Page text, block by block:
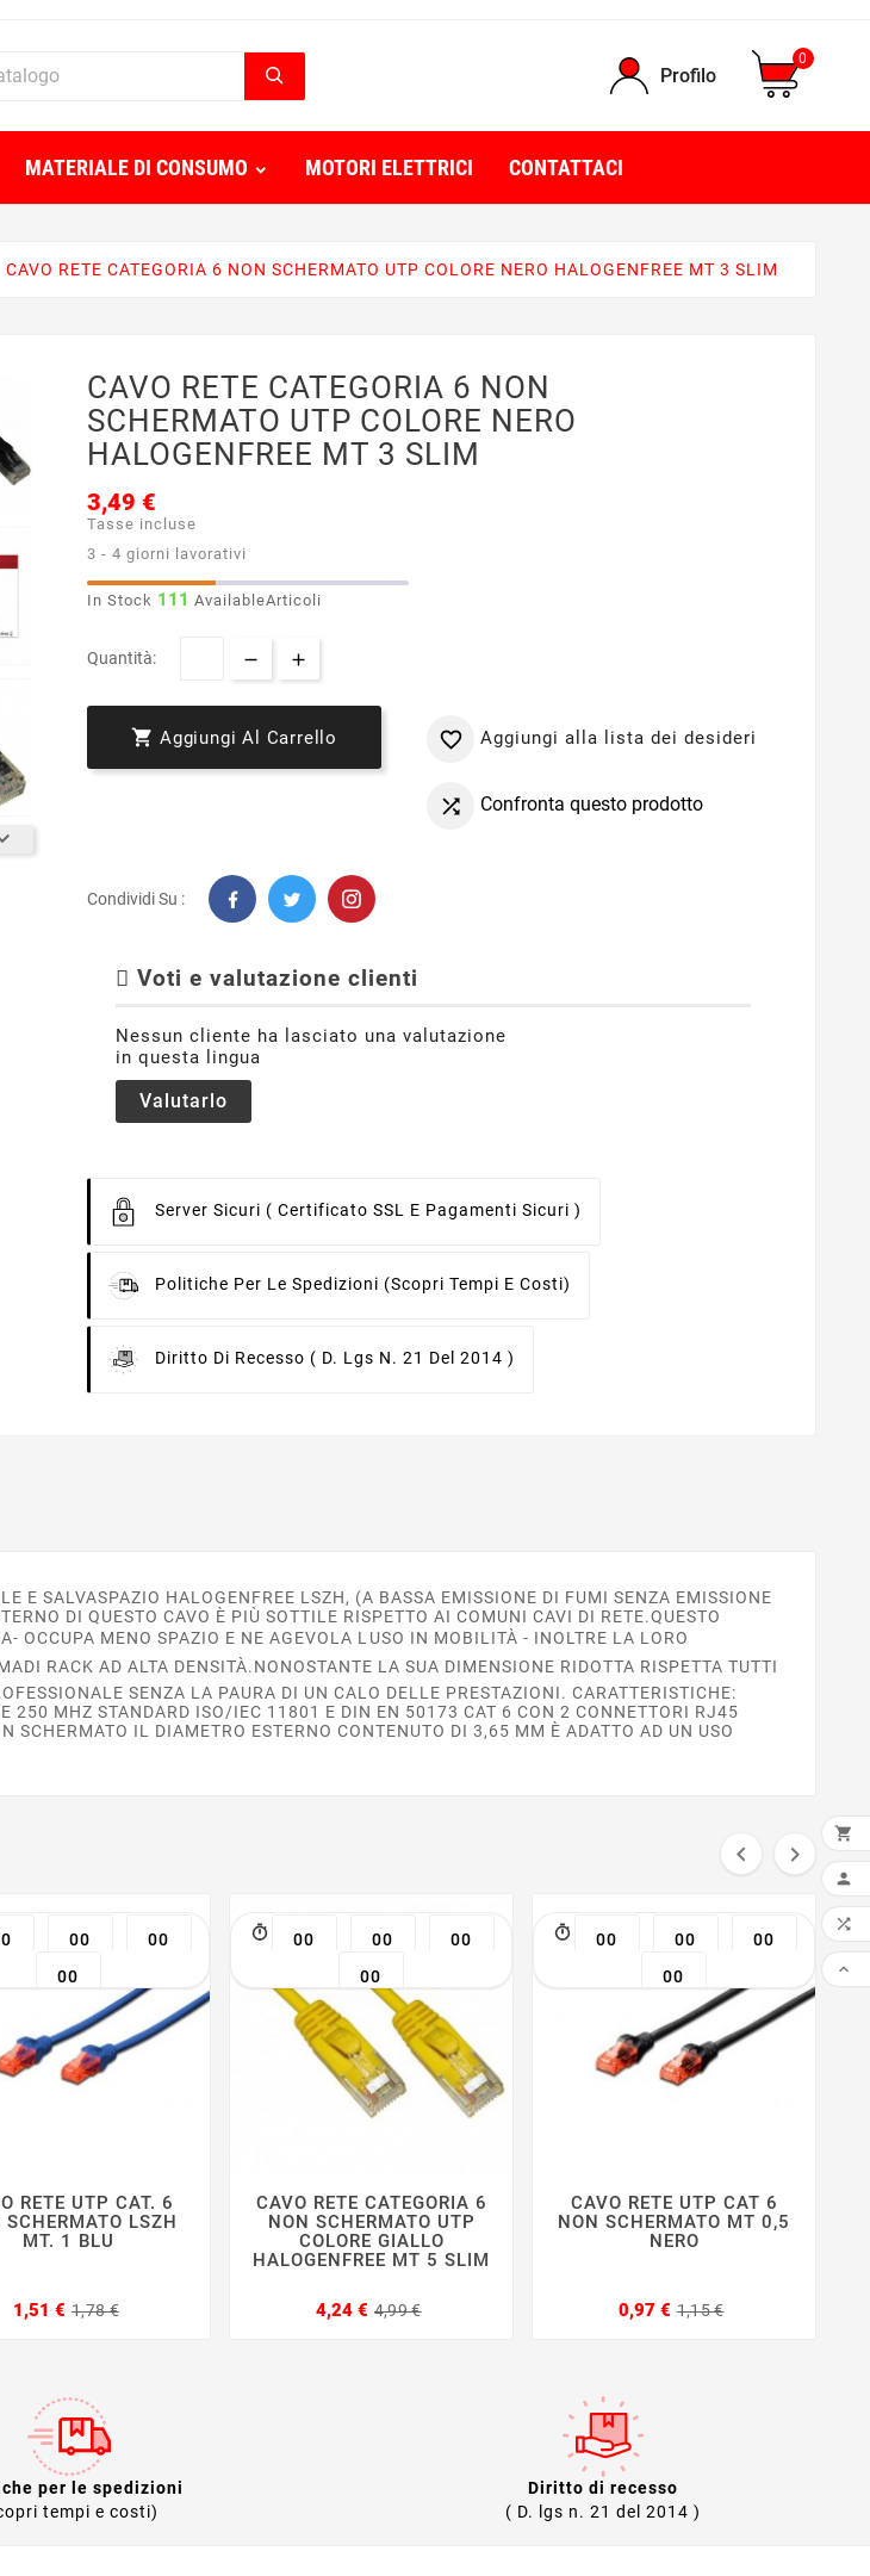
Profilo
0
MATERIALE DI CONSUMO MOTORI ELETTRICI CONTATTACI
CAVO RETE CATEGORIA 6 NON SCHERMATO UTP COLORE NERO HALOGENFREE MT 3 SLIM
CAVO RETE CATEGORIA 6 NON
SCHERMATO UTP COLORE NERO
HALOGENFREE MT 3 SLIM
3,49 €
Tasse incluse
3 - 4 giorni lavorativi
In Stock 111 AvailableArticoli
Quantità:
 Aggiungi Al Carrello  Aggiungi alla lista dei desideri
 Confronta questo prodotto
Condividi Su :
Voti e valutazione clienti
Nessun cliente ha lasciato una valutazione
in questa lingua
Valutarlo
Server Sicuri ( Certificato SSL E Pagamenti Sicuri )
Politiche Per Le Spedizioni (scopri Tempi E Costi)
Diritto Di Recesso ( D. Lgs N. 21 Del 2014 )
E SALVASPAZIO HALOGENFREE LSZH, (A BASSA EMISSIONE DI FUMI SENZA EMISSIONE
DI QUESTO CAVO È PIÙ SOTTILE RISPETTO AI COMUNI CAVI DI RETE.QUESTO
MENO SPAZIO E NE AGEVOLA LUSO IN MOBILITÀ - INOLTRE LA LORO
RACK AD ALTA DENSITÀ.NONOSTANTE LA SUA DIMENSIONE RIDOTTA RISPETTA TUTTI
SENZA LA PAURA DI UN CALO DELLE PRESTAZIONI. CARATTERISTICHE:
250 MHZ STANDARD ISO/IEC 11801 E DIN EN 50173 CAT 6 CON 2 CONNETTORI RJ45
IL DIAMETRO ESTERNO CONTENUTO DI 3,65 MM È ADATTO AD UN USO
 
00
00
00
  
RETE UTP CAT. 6
SCHERMATO LSZH
MT. 1 BLU
1,51 € 1,78 €
00 00
00
00
   
CAVO RETE CATEGORIA 6
NON SCHERMATO UTP
COLORE GIALLO
HALOGENFREE MT 5 SLIM
4,24 € 4,99 €
00 00
00
00
   
CAVO RETE UTP CAT 6
NON SCHERMATO MT 0,5
NERO
0,97 € 1,15 €
per le spedizioni
tempi e costi)
Diritto di recesso
( D. lgs n. 21 del 2014 )



